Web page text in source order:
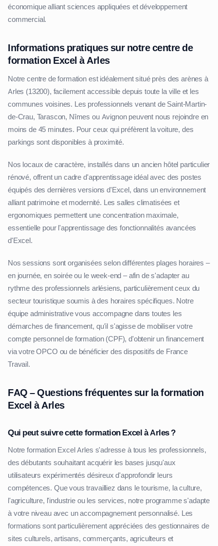
économique alliant sciences appliquées et développement
commercial.
Informations pratiques sur notre centre de
formation Excel à Arles
Notre centre de formation est idéalement situé près des arènes à
Arles (13200), facilement accessible depuis toute la ville et les
communes voisines. Les professionnels venant de Saint-Martin-
de-Crau, Tarascon, Nîmes ou Avignon peuvent nous rejoindre en
moins de 45 minutes. Pour ceux qui préfèrent la voiture, des
parkings sont disponibles à proximité.
Nos locaux de caractère, installés dans un ancien hôtel particulier
rénové, offrent un cadre d'apprentissage idéal avec des postes
équipés des dernières versions d'Excel, dans un environnement
alliant patrimoine et modernité. Les salles climatisées et
ergonomiques permettent une concentration maximale,
essentielle pour l'apprentissage des fonctionnalités avancées
d'Excel.
Nos sessions sont organisées selon différentes plages horaires –
en journée, en soirée ou le week-end – afin de s'adapter au
rythme des professionnels arlésiens, particulièrement ceux du
secteur touristique soumis à des horaires spécifiques. Notre
équipe administrative vous accompagne dans toutes les
démarches de financement, qu'il s'agisse de mobiliser votre
compte personnel de formation (CPF), d'obtenir un financement
via votre OPCO ou de bénéficier des dispositifs de France
Travail.
FAQ – Questions fréquentes sur la formation
Excel à Arles
Qui peut suivre cette formation Excel à Arles ?
Notre formation Excel Arles s'adresse à tous les professionnels,
des débutants souhaitant acquérir les bases jusqu'aux
utilisateurs expérimentés désireux d'approfondir leurs
compétences. Que vous travailliez dans le tourisme, la culture,
l'agriculture, l'industrie ou les services, notre programme s'adapte
à votre niveau avec un accompagnement personnalisé. Les
formations sont particulièrement appréciées des gestionnaires de
sites culturels, artisans, commerçants, agriculteurs et